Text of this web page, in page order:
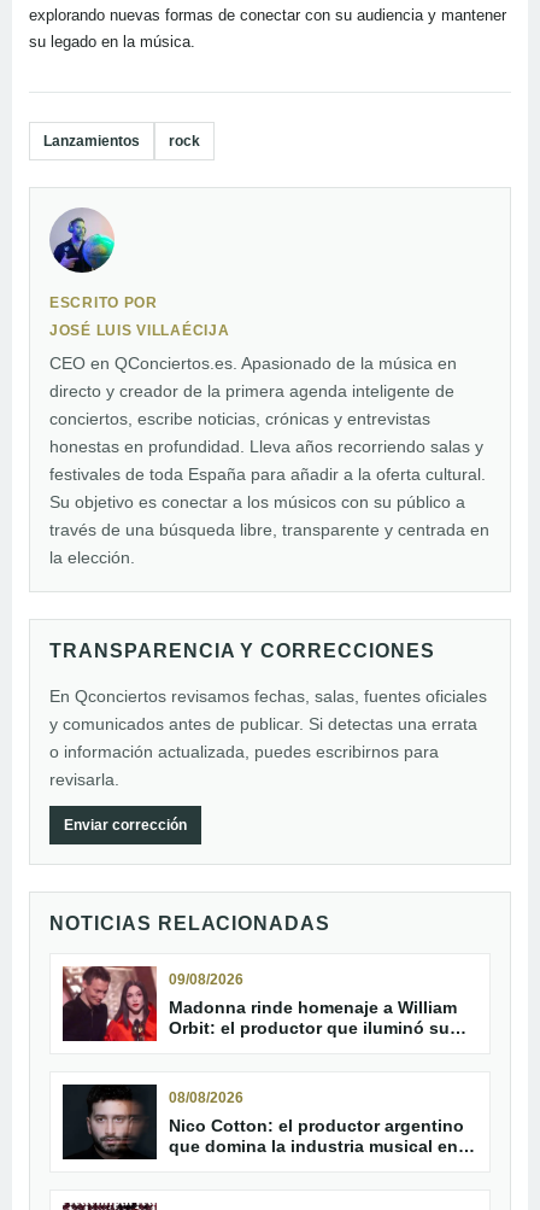
explorando nuevas formas de conectar con su audiencia y mantener
su legado en la música.
Lanzamientos rock
ESCRITO POR
JOSÉ LUIS VILLAÉCIJA
CEO en QConciertos.es. Apasionado de la música en
directo y creador de la primera agenda inteligente de
conciertos, escribe noticias, crónicas y entrevistas
honestas en profundidad. Lleva años recorriendo salas y
festivales de toda España para añadir a la oferta cultural.
Su objetivo es conectar a los músicos con su público a
través de una búsqueda libre, transparente y centrada en
la elección.
TRANSPARENCIA Y CORRECCIONES
En Qconciertos revisamos fechas, salas, fuentes oficiales
y comunicados antes de publicar. Si detectas una errata
o información actualizada, puedes escribirnos para
revisarla.
Enviar corrección
NOTICIAS RELACIONADAS
09/08/2026
Madonna rinde homenaje a William
Orbit: el productor que iluminó su
08/08/2026
Nico Cotton: el productor argentino
que domina la industria musical en